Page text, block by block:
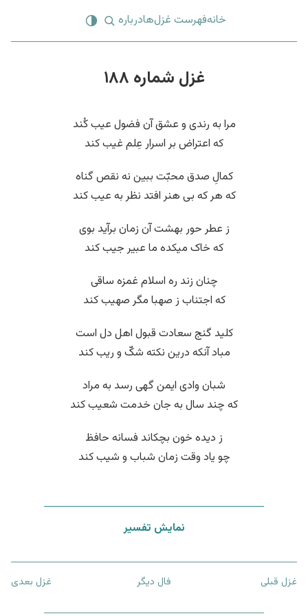
خانهفهرست غزل‌هادرباره
غزل شماره ۱۸۸
مرا به رندی و عشق آن فضول عیب کُند
که اعتراض بر اسرار عِلم غیب کند
کمالِ صدق محبّت ببین نه نقص گناه
که هر که بی هنر افتد نظر به عیب کند
ز عطر حور بهشت آن زمان برآید بوی
که خاک میکده ما عبیر جیب کند
چنان زند ره اسلام غمزه ساقی
که اجتناب ز صهبا مگر صهیب کند
کلید گنج سعادت قبول اهل دل است
مباد آنکه درین نکته شکّ و ریب کند
شبان وادی ایمن گهی رسد به مراد
که چند سال به جان خدمت شعیب کند
ز دیده خون بچکاند فسانه حافظ
چو یاد وقت زمان شباب و شیب کند
نمایش تفسیر
غزل قبلی فال دیگر غزل بعدی